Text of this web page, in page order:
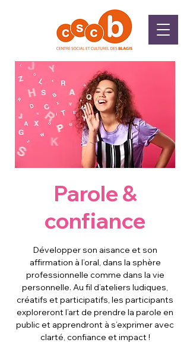
Parole &
confiance
Développer son aisance et son
affirmation à l’oral, dans la sphère
professionnelle comme dans la vie
personnelle. Au fil d’ateliers ludiques,
créatifs et participatifs, les participants
exploreront l’art de prendre la parole en
public et apprendront à s’exprimer avec
clarté, confiance et impact !